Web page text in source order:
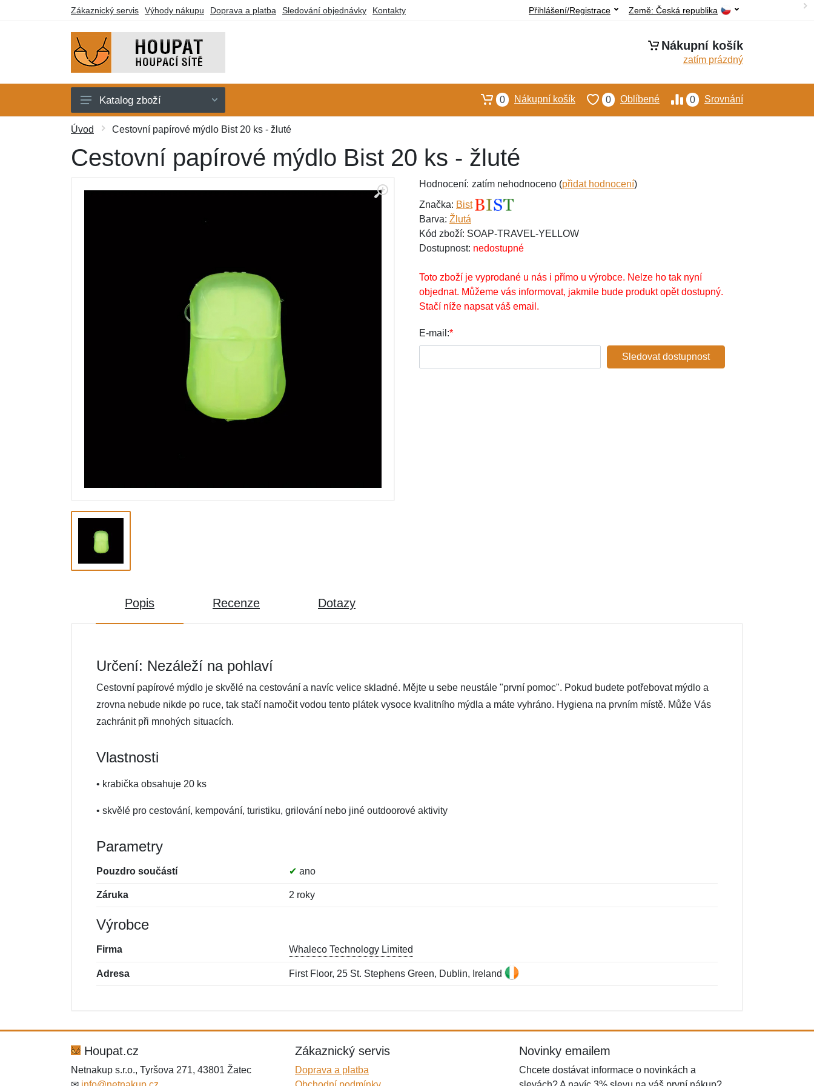
Zákaznický servis Výhody nákupu Doprava a platba Sledování objednávky Kontakty Země: Česká republika
Přihlášení/Registrace
Nákupní košík
zatím prázdný
Houpací sítě
Houpací křesla
Deky a lehátka
Katalog zboží 0 Srovnání
0 Oblíbené
0 Nákupní košík
Úvod Cestovní papírové mýdlo Bist 20 ks - žluté
Cestovní papírové mýdlo Bist 20 ks - žluté
Hodnocení: zatím nehodnoceno (přidat hodnocení)
Značka: Bist
Barva: Žlutá
Kód zboží: SOAP-TRAVEL-YELLOW
Dostupnost: nedostupné
Toto zboží je vyprodané u nás i přímo u výrobce. Nelze ho tak nyní
objednat. Můžeme vás informovat, jakmile bude produkt opět dostupný.
Stačí níže napsat váš email.
E-mail:*
Sledovat dostupnost
Popis Recenze Dotazy
Určení: Nezáleží na pohlaví
Cestovní papírové mýdlo je skvělé na cestování a navíc velice skladné. Mějte u sebe neustále "první pomoc". Pokud budete potřebovat mýdlo a
zrovna nebude nikde po ruce, tak stačí namočit vodou tento plátek vysoce kvalitního mýdla a máte vyhráno. Hygiena na prvním místě. Může Vás
zachránit při mnohých situacích.
Vlastnosti
• krabička obsahuje 20 ks
• skvělé pro cestování, kempování, turistiku, grilování nebo jiné outdoorové aktivity
Parametry
Pouzdro součástí ✔ ano
Záruka 2 roky
Výrobce
Firma Whaleco Technology Limited
Adresa First Floor, 25 St. Stephens Green, Dublin, Ireland
Houpat.cz
Netnakup s.r.o., Tyršova 271, 43801 Žatec
Zákaznický servis
Doprava a platba
Novinky emailem
Chcete dostávat informace o novinkách a